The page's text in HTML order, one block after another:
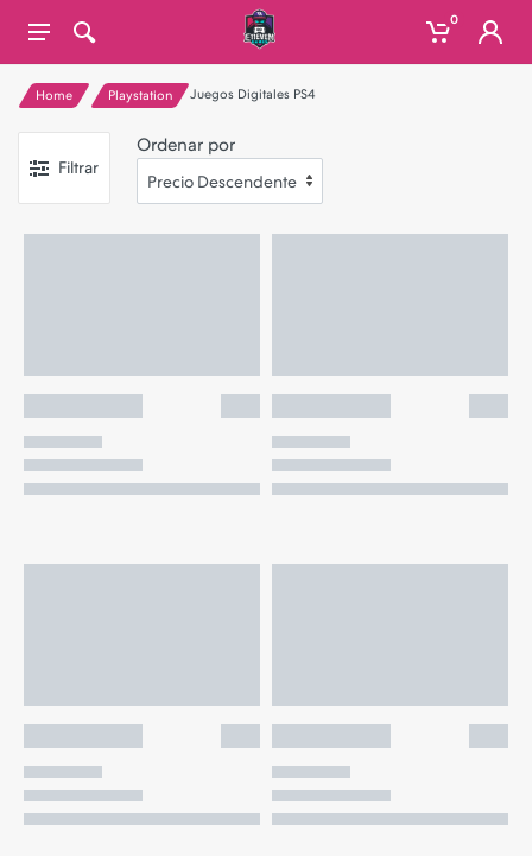
0
Home Playstation Juegos Digitales PS4
Filtrar
Ordenar por